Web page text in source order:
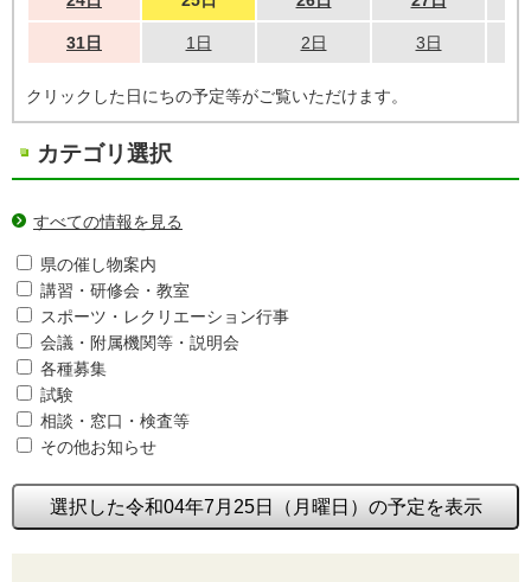
31日 1日 2日 3日
クリックした日にちの予定等がご覧いただけます。
カテゴリ選択
すべての情報を見る
県の催し物案内
講習・研修会・教室
スポーツ・レクリエーション行事
会議・附属機関等・説明会
各種募集
試験
相談・窓口・検査等
その他お知らせ
選択した令和04年7月25日（月曜日）の予定を表示